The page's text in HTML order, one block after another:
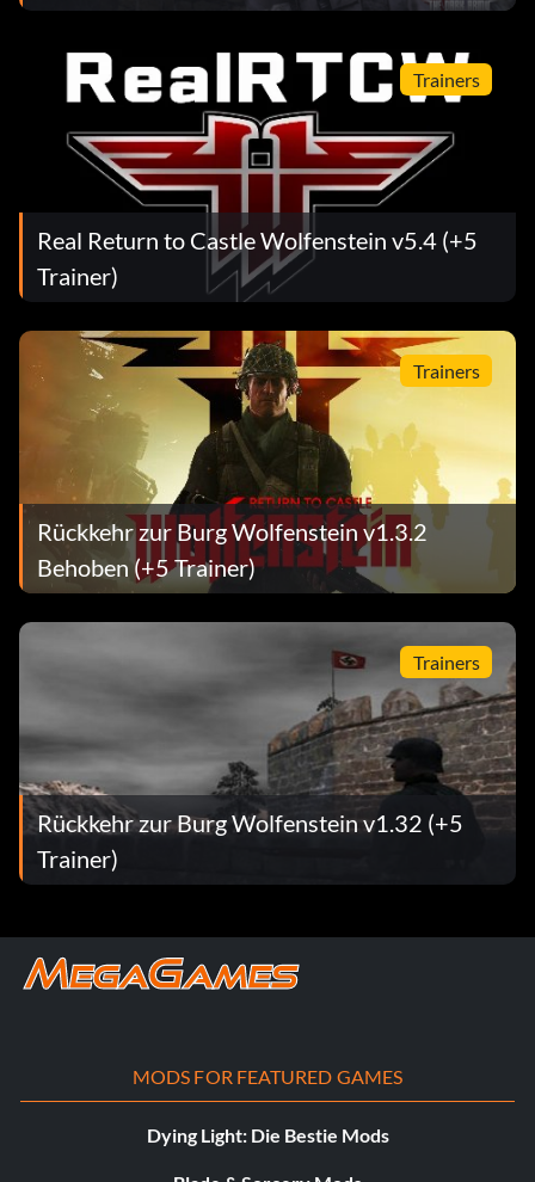
Trainers
Real Return to Castle Wolfenstein v5.4 (+5
Trainer)
Trainers
Rückkehr zur Burg Wolfenstein v1.3.2
Behoben (+5 Trainer)
Trainers
Rückkehr zur Burg Wolfenstein v1.32 (+5
Trainer)
MODS FOR FEATURED GAMES
Dying Light: Die Bestie Mods